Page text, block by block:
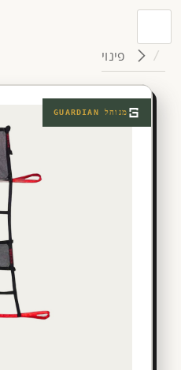
פינוי
מנוהל GUARDIAN